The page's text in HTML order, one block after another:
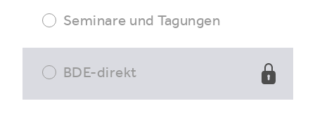
Seminare und Tagungen
BDE-direkt